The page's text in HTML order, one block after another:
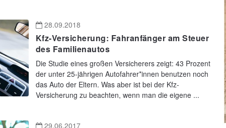
28.09.2018
Kfz-Versicherung: Fahranfänger am Steuer
des Familienautos
Die Studie eines großen Versicherers zeigt: 43 Prozent
der unter 25-jährigen Autofahrer*innen benutzen noch
das Auto der Eltern. Was aber ist bei der Kfz-
Versicherung zu beachten, wenn man die eigene ...
29.06.2017